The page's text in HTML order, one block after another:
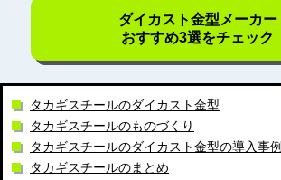
ダイカスト金型メーカー
おすすめ3選をチェック
タカギスチールのダイカスト金型
タカギスチールのものづくり
タカギスチールのダイカスト金型の導入事例
タカギスチールのまとめ